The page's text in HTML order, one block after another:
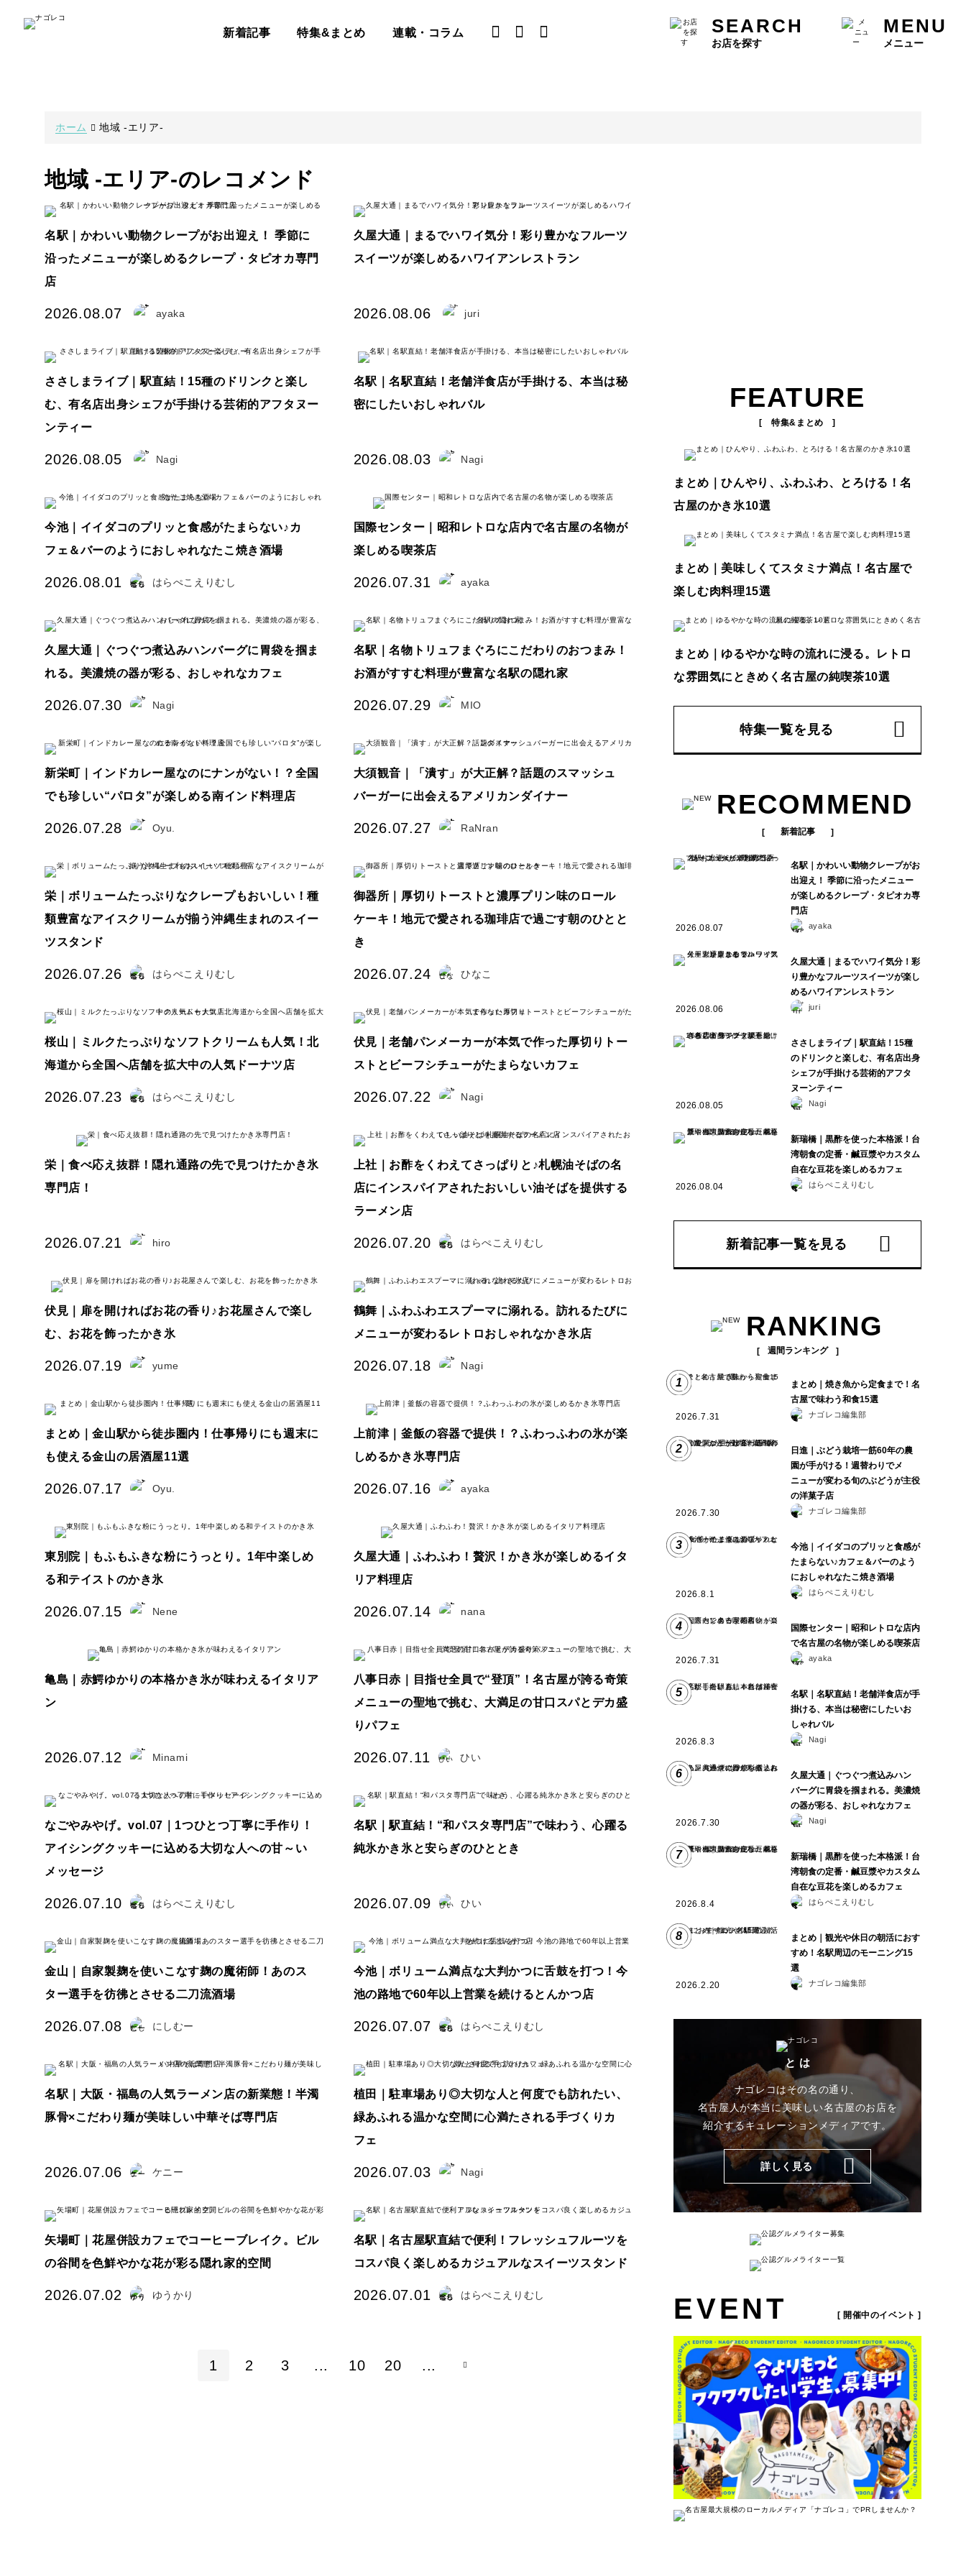
新着記事 特集&まとめ 連載・コラム SEARCH
お店を探す
MENU
メニュー
ホーム 地域 -エリア-
地域 -エリア-のレコメンド
名駅｜かわいい動物クレープがお出迎え！ 季節に
沿ったメニューが楽しめるクレープ・タピオカ専門
店
2026.08.07 ayaka
久屋大通｜まるでハワイ気分！彩り豊かなフルーツ
スイーツが楽しめるハワイアンレストラン
2026.08.06 juri
ささしまライブ｜駅直結！15種のドリンクと楽し
む、有名店出身シェフが手掛ける芸術的アフタヌー
ンティー
2026.08.05 Nagi
名駅｜名駅直結！老舗洋食店が手掛ける、本当は秘
密にしたいおしゃれバル
2026.08.03 Nagi
今池｜イイダコのプリッと食感がたまらない♪カ
フェ＆バーのようにおしゃれなたこ焼き酒場
2026.08.01 はらぺこえりむし
国際センター｜昭和レトロな店内で名古屋の名物が
楽しめる喫茶店
2026.07.31 ayaka
久屋大通｜ぐつぐつ煮込みハンバーグに胃袋を掴ま
れる。美濃焼の器が彩る、おしゃれなカフェ
2026.07.30 Nagi
名駅｜名物トリュフまぐろにこだわりのおつまみ！
お酒がすすむ料理が豊富な名駅の隠れ家
2026.07.29 MIO
新栄町｜インドカレー屋なのにナンがない！？全国
でも珍しい“パロタ”が楽しめる南インド料理店
2026.07.28 Oyu.
大須観音｜「潰す」が大正解？話題のスマッシュ
バーガーに出会えるアメリカンダイナー
2026.07.27 RaNran
栄｜ボリュームたっぷりなクレープもおいしい！種
類豊富なアイスクリームが揃う沖縄生まれのスイー
ツスタンド
2026.07.26 はらぺこえりむし
御器所｜厚切りトーストと濃厚プリン味のロール
ケーキ！地元で愛される珈琲店で過ごす朝のひとと
き
2026.07.24 ひなこ
桜山｜ミルクたっぷりなソフトクリームも人気！北
海道から全国へ店舗を拡大中の人気ドーナツ店
2026.07.23 はらぺこえりむし
伏見｜老舗パンメーカーが本気で作った厚切りトー
ストとビーフシチューがたまらないカフェ
2026.07.22 Nagi
栄｜食べ応え抜群！隠れ通路の先で見つけたかき氷
専門店！
2026.07.21 hiro
上社｜お酢をくわえてさっぱりと♪札幌油そばの名
店にインスパイアされたおいしい油そばを提供する
ラーメン店
2026.07.20 はらぺこえりむし
伏見｜扉を開ければお花の香り♪お花屋さんで楽し
む、お花を飾ったかき氷
2026.07.19 yume
鶴舞｜ふわふわエスプーマに溺れる。訪れるたびに
メニューが変わるレトロおしゃれなかき氷店
2026.07.18 Nagi
まとめ｜金山駅から徒歩圏内！仕事帰りにも週末に
も使える金山の居酒屋11選
2026.07.17 Oyu.
上前津｜釜飯の容器で提供！？ふわっふわの氷が楽
しめるかき氷専門店
2026.07.16 ayaka
東別院｜もふもふきな粉にうっとり。1年中楽しめ
る和テイストのかき氷
2026.07.15 Nene
久屋大通｜ふわふわ！贅沢！かき氷が楽しめるイタ
リア料理店
2026.07.14 nana
亀島｜赤鰐ゆかりの本格かき氷が味わえるイタリア
ン
2026.07.12 Minami
八事日赤｜目指せ全員で“登頂”！名古屋が誇る奇策
メニューの聖地で挑む、大満足の甘口スパとデカ盛
りパフェ
2026.07.11 ひい
なごやみやげ。vol.07｜1つひとつ丁寧に手作り！
アイシングクッキーに込める大切な人への甘～い
メッセージ
2026.07.10 はらぺこえりむし
名駅｜駅直結！“和パスタ専門店”で味わう、心躍る
純氷かき氷と安らぎのひととき
2026.07.09 ひい
金山｜自家製麹を使いこなす麹の魔術師！あのス
ター選手を彷彿とさせる二刀流酒場
2026.07.08 にしむー
今池｜ボリューム満点な大判かつに舌鼓を打つ！今
池の路地で60年以上営業を続けるとんかつ店
2026.07.07 はらぺこえりむし
名駅｜大阪・福島の人気ラーメン店の新業態！半濁
豚骨×こだわり麺が美味しい中華そば専門店
2026.07.06 ケニー
植田｜駐車場あり◎大切な人と何度でも訪れたい、
緑あふれる温かな空間に心満たされる手づくりカ
フェ
2026.07.03 Nagi
矢場町｜花屋併設カフェでコーヒーブレイク。ビル
の谷間を色鮮やかな花が彩る隠れ家的空間
2026.07.02 ゆうかり
名駅｜名古屋駅直結で便利！フレッシュフルーツを
コスパ良く楽しめるカジュアルなスイーツスタンド
2026.07.01 はらぺこえりむし
1 2 3 ... 10 20 ...
FEATURE
[ 特集&まとめ ]
まとめ｜ひんやり、ふわふわ、とろける！名
古屋のかき氷10選
まとめ｜美味しくてスタミナ満点！名古屋で
楽しむ肉料理15選
まとめ｜ゆるやかな時の流れに浸る。レトロ
な雰囲気にときめく名古屋の純喫茶10選
特集一覧を見る
RECOMMEND
新着記事
2026.08.07
名駅｜かわいい動物クレープがお
出迎え！ 季節に沿ったメニュー
が楽しめるクレープ・タピオカ専
門店
ayaka
2026.08.06
久屋大通｜まるでハワイ気分！彩
り豊かなフルーツスイーツが楽し
めるハワイアンレストラン
juri
2026.08.05
ささしまライブ｜駅直結！15種
のドリンクと楽しむ、有名店出身
シェフが手掛ける芸術的アフタ
ヌーンティー
Nagi
2026.08.04
新瑞橋｜黒酢を使った本格派！台
湾朝食の定番・鹹豆漿やカスタム
自在な豆花を楽しめるカフェ
はらぺこえりむし
新着記事一覧を見る
RANKING
週間ランキング
1
2026.7.31
まとめ｜焼き魚から定食まで！名
古屋で味わう和食15選
ナゴレコ編集部
2
2026.7.30
日進｜ぶどう栽培一筋60年の農
園が手がける！週替わりでメ
ニューが変わる旬のぶどうが主役
の洋菓子店
ナゴレコ編集部
3
2026.8.1
今池｜イイダコのプリッと食感が
たまらない♪カフェ＆バーのよう
におしゃれなたこ焼き酒場
はらぺこえりむし
4
2026.7.31
国際センター｜昭和レトロな店内
で名古屋の名物が楽しめる喫茶店
ayaka
5
2026.8.3
名駅｜名駅直結！老舗洋食店が手
掛ける、本当は秘密にしたいお
しゃれバル
Nagi
6
2026.7.30
久屋大通｜ぐつぐつ煮込みハン
バーグに胃袋を掴まれる。美濃焼
の器が彩る、おしゃれなカフェ
Nagi
7
2026.8.4
新瑞橋｜黒酢を使った本格派！台
湾朝食の定番・鹹豆漿やカスタム
自在な豆花を楽しめるカフェ
はらぺこえりむし
8
2026.2.20
まとめ｜観光や休日の朝活におす
すめ！名駅周辺のモーニング15
選
ナゴレコ編集部
と は
ナゴレコはその名の通り、
名古屋人が本当に美味しい名古屋のお店を
紹介するキュレーションメディアです。
詳しく見る
EVENT [ 開催中のイベント ]